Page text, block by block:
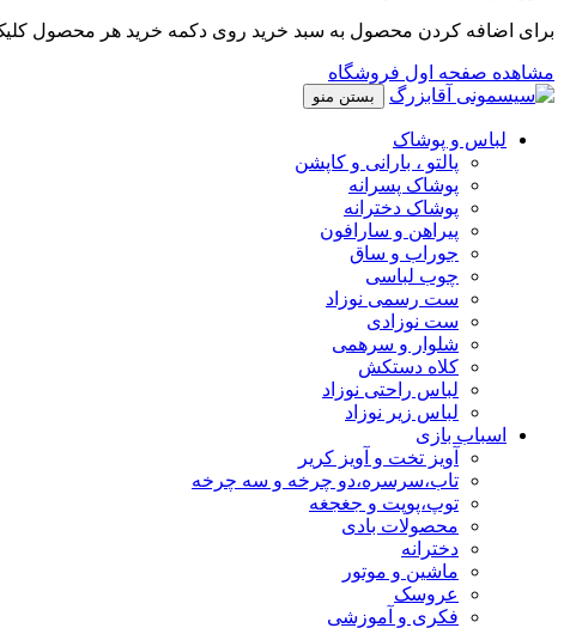
برای اضافه کردن محصول به سبد خرید روی دکمه خرید هر محصول
مشاهده صفحه اول فروشگاه
بستن منو
لباس و پوشاک
پالتو ، بارانی و کاپشن
پوشاک پسرانه
پوشاک دخترانه
پیراهن و سارافون
جوراب و ساق
چوب لباسی
ست رسمی نوزاد
ست نوزادی
شلوار و سرهمی
کلاه دستکش
لباس راحتی نوزاد
لباس زیر نوزاد
اسباب بازی
آویز تخت و آویز کریر
تاب،سرسره،دو چرخه و سه چرخه
توپ،پوپت و جغجغه
محصولات بادی
دخترانه
ماشین و موتور
عروسک
فکری و آموزشی